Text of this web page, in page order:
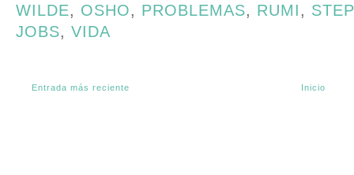
WILDE, OSHO, PROBLEMAS, RUMI ,
JOBS, VIDA
Entrada más reciente Inicio